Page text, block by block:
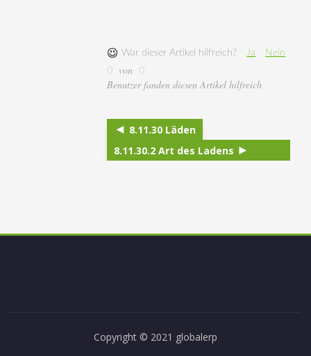
War dieser Artikel hilfreich? Ja
Nein
0
von 0
Benutzer fanden diesen Artikel hilfreich
8.11.30 Läden
8.11.30.2 Art des Ladens
Copyright © 2021 globalerp